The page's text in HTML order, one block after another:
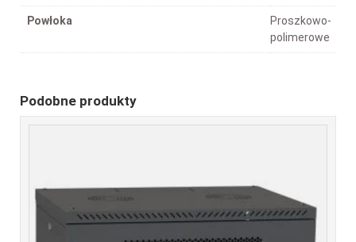
Powłoka
Proszkowo-
polimerowe
Podobne produkty